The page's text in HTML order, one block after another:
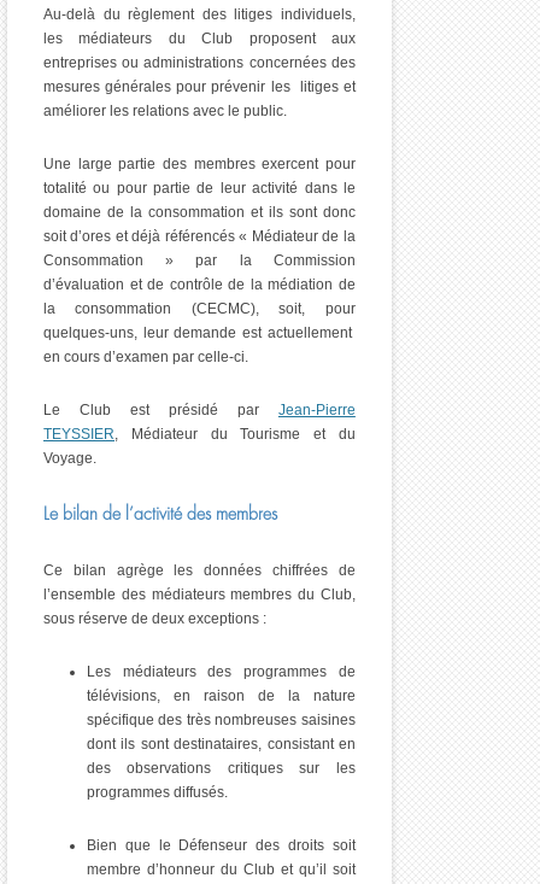
Au-delà du règlement des litiges individuels,
les médiateurs du Club proposent aux
entreprises ou administrations concernées des
mesures générales pour prévenir les litiges et
améliorer les relations avec le public.
Une large partie des membres exercent pour
totalité ou pour partie de leur activité dans le
domaine de la consommation et ils sont donc
soit d’ores et déjà référencés « Médiateur de la
Consommation » par la Commission
d’évaluation et de contrôle de la médiation de
la consommation (CECMC), soit, pour
quelques-uns, leur demande est actuellement
en cours d’examen par celle-ci.
Le Club est présidé par Jean-Pierre
TEYSSIER, Médiateur du Tourisme et du
Voyage.
Le bilan de l’activité des membres
Ce bilan agrège les données chiffrées de
l’ensemble des médiateurs membres du Club,
sous réserve de deux exceptions :
Les médiateurs des programmes de
télévisions, en raison de la nature
spécifique des très nombreuses saisines
dont ils sont destinataires, consistant en
des observations critiques sur les
programmes diffusés.
Bien que le Défenseur des droits soit
membre d’honneur du Club et qu’il soit